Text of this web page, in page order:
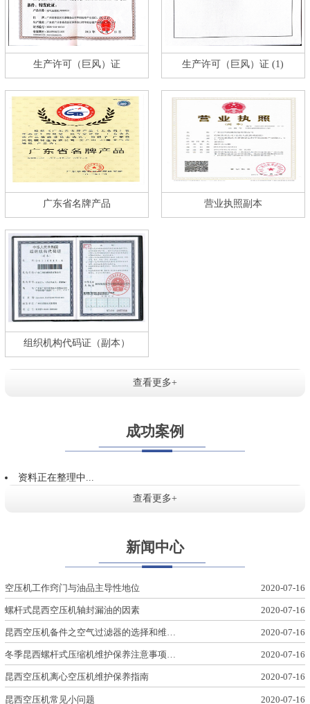
生产许可（巨风）证 生产许可（巨风）证 (1)
广东省名牌产品 营业执照副本
组织机构代码证（副本）
查看更多+
成功案例
资料正在整理中...
查看更多+
新闻中心
空压机工作窍门与油品主导性地位 2020-07-16
螺杆式昆西空压机轴封漏油的因素 2020-07-16
昆西空压机备件之空气过滤器的选择和维… 2020-07-16
冬季昆西螺杆式压缩机维护保养注意事项… 2020-07-16
昆西空压机离心空压机维护保养指南 2020-07-16
昆西空压机常见小问题 2020-07-16